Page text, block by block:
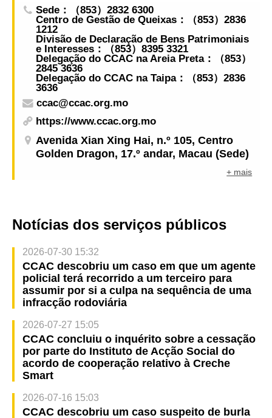
Sede：（853）2832 6300
Centro de Gestão de Queixas：（853）2836
1212
Divisão de Declaração de Bens Patrimoniais
e Interesses：（853）8395 3321
Delegação do CCAC na Areia Preta：（853）
2845 3636
Delegação do CCAC na Taipa：（853）2836
3636
ccac@ccac.org.mo
https://www.ccac.org.mo
Avenida Xian Xing Hai, n.º 105, Centro
Golden Dragon, 17.º andar, Macau (Sede)
+ mais
Notícias dos serviços públicos
2026-07-30 15:32
CCAC descobriu um caso em que um agente
policial terá recorrido a um terceiro para
assumir por si a culpa na sequência de uma
infracção rodoviária
2026-07-27 15:05
CCAC concluiu o inquérito sobre a cessação
por parte do Instituto de Acção Social do
acordo de cooperação relativo à Creche
Smart
2026-07-16 15:03
CCAC descobriu um caso suspeito de burla